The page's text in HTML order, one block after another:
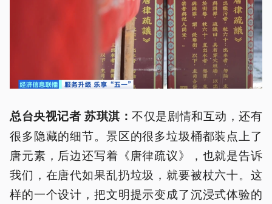
总台央视记者 苏琪淇：不仅是剧情和互动，还有
很多隐藏的细节。景区的很多垃圾桶都装点上了
唐元素，后边还写着《唐律疏议》，也就是告诉
我们，在唐代如果乱扔垃圾，就要被杖六十。这
样的一个设计，把文明提示变成了沉浸式体验的